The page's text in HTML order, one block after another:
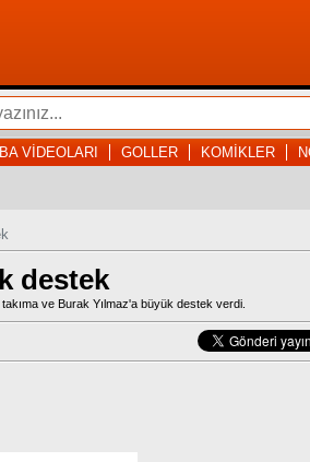
VİDEOLARI GOLLER KOMİKLER
destek
ve Burak Yılmaz'a büyük destek verdi.